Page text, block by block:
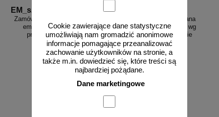
Cookie zawierające dane statystyczne
umożliwiają nam gromadzić anonimowe
informacje pomagające przeanalizować
zachowanie użytkowników na stronie, a
także m.in. dowiedzieć się, które treści są
najbardziej pożądane.
Dane marketingowe
EM_szyld
Zamów - Szyld, tablica blaszana
emaliowana tabliczka - wg
projektu na zamówienie
EM_custom
Zamów - Tablica blaszana
emaliowana tabliczka - wg
projektu na zamówienie